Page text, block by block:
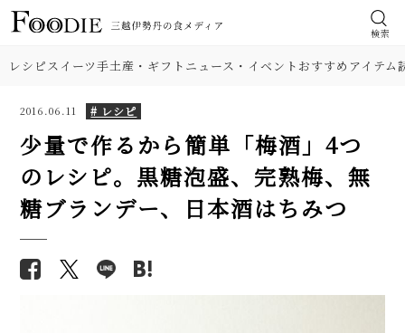
検索
レシピスイーツ手土産・ギフト ニュース・イベントおすすめアイテム
2016.06.11 # レシピ
少量で作るから簡単「梅酒」4つ
のレシピ。黒糖泡盛、完熟梅、無
糖ブランデー、日本酒はちみつ
【人気】鶏ささみの簡単レシピ5
品。しょうゆ焼き、大葉チーズフ
くするコツも解説！
食材
野菜
【基本の塩分18%】手作り梅干
しのレシピ（作り方）。初めて
【プロが解説】らっきょうの漬
け方。「甘酢漬け」と「塩漬